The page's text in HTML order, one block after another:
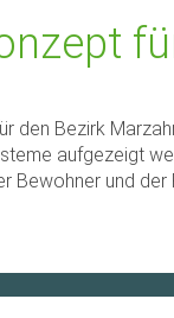
den Bezirk
aufgezeigt
Bewohner und der